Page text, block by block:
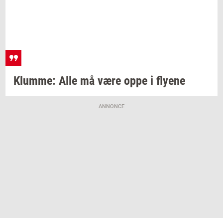
Klum­me: Alle må være oppe i fly­e­ne
ANNONCE